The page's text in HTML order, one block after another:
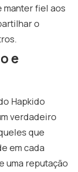
manter fiel aos
o
e
Hapkido
verdadeiro
que
em cada
uma reputação